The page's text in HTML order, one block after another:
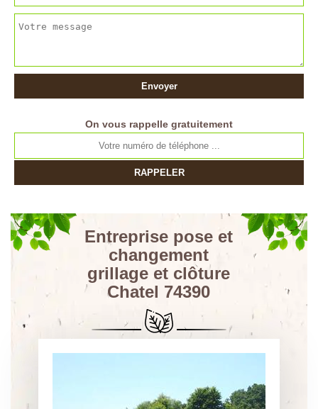
On vous rappelle gratuitement
Entreprise pose et
changement
grillage et clôture
Chatel 74390